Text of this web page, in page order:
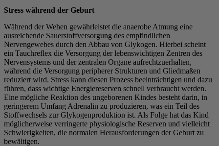
Stress während der Geburt
Während der Wehen gewährleistet die anaerobe Atmung eine
ausreichende Sauerstoffversorgung des empfindlichen
Nervengewebes durch den Abbau von Glykogen. Hierbei scheint
ein Tauchreflex die Versorgung der lebenswichtigen Zentren des
Nervensystems und der zentralen Organe aufrechtzuerhalten,
während die Versorgung peripherer Strukturen und Gliedmaßen
reduziert wird. Stress kann diesen Prozess beeinträchtigen und dazu
führen, dass wichtige Energiereserven schnell verbraucht werden.
Eine mögliche Reaktion des ungeborenen Kindes besteht darin, in
geringerem Umfang Adrenalin zu produzieren, was ein Teil des
Stoffwechsels zur Glykogenproduktion ist. Als Folge hat das Kind
möglicherweise verringerte physiologische Reserven und vielleicht
Schwierigkeiten, die normalen Herausforderungen der Geburt zu
bewältigen.